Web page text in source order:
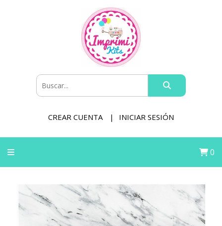
CREAR CUENTA INICIAR SESIÓN
0